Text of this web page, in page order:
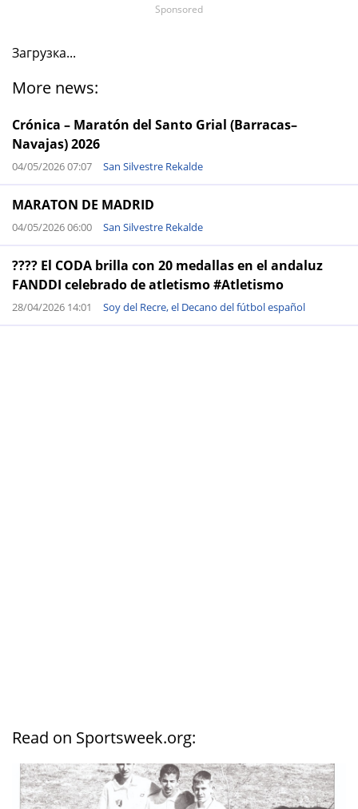
Загрузка...
More news:
Crónica – Maratón del Santo Grial (Barracas–
Navajas) 2026
04/05/2026 07:07 San Silvestre Rekalde
MARATON DE MADRID
04/05/2026 06:00 San Silvestre Rekalde
???? El CODA brilla con 20 medallas en el andaluz
FANDDI celebrado de atletismo #Atletismo
28/04/2026 14:01 Soy del Recre, el Decano del fútbol español
Read on Sportsweek.org:
Sponsored